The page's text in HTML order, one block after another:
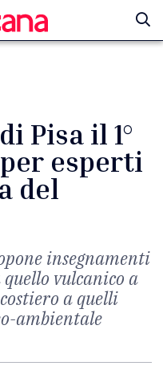
Pisa il 1°
esperti
del
insegnamenti
vulcanico a
a quelli
ambientale